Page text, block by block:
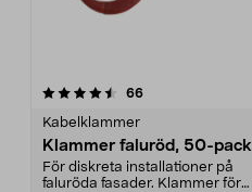
66recensioner
Kabelklammer
Klammer faluröd, 50-pack
För diskreta installationer på
faluröda fasader. Klammer för
4.0 av 5 stjärnor